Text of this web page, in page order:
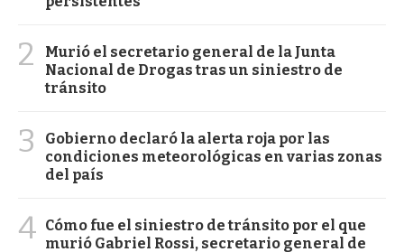
2
Murió el secretario general de la Junta
Nacional de Drogas tras un siniestro de
tránsito
3
Gobierno declaró la alerta roja por las
condiciones meteorológicas en varias zonas
del país
4 Cómo fue el siniestro de tránsito por el que
murió Gabriel Rossi, secretario general de